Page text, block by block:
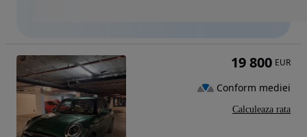
19 800 EUR
Conform mediei
Calculeaza rata